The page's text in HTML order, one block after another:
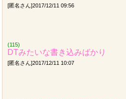
[匿名さん]2017/12/11 09:56
(115)
DTみたいな書き込みばかり
[匿名さん]2017/12/11 10:07